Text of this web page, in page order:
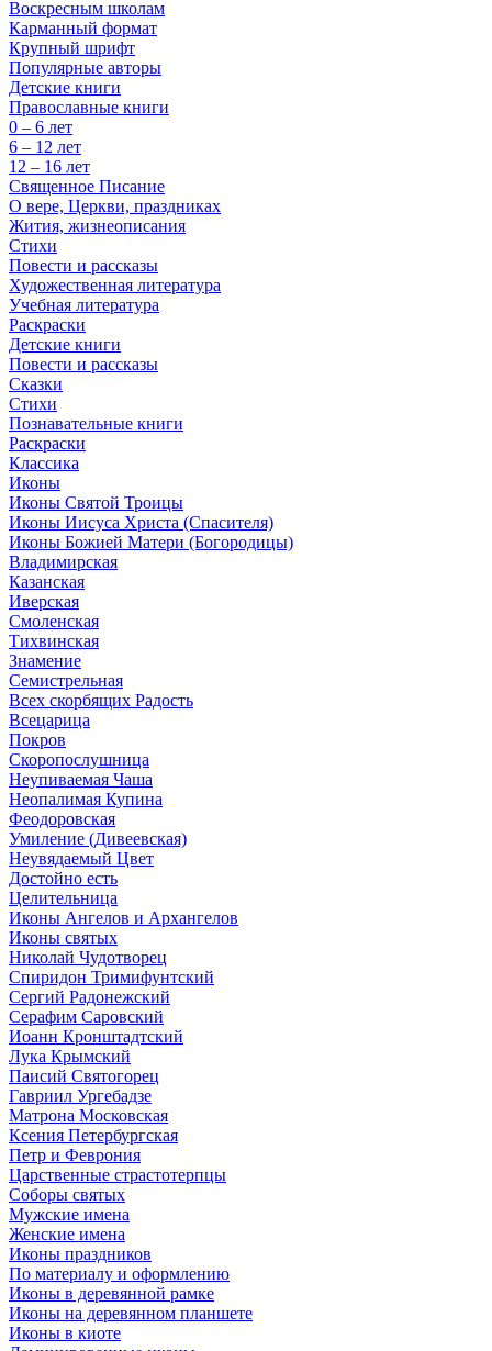
Воскресным школам
Карманный формат
Крупный шрифт
Популярные авторы
Детские книги
Православные книги
0 – 6 лет
6 – 12 лет
12 – 16 лет
Священное Писание
О вере, Церкви, праздниках
Жития, жизнеописания
Стихи
Повести и рассказы
Художественная литература
Учебная литература
Раскраски
Детские книги
Повести и рассказы
Сказки
Стихи
Познавательные книги
Раскраски
Классика
Иконы
Иконы Святой Троицы
Иконы Иисуса Христа (Спасителя)
Иконы Божией Матери (Богородицы)
Владимирская
Казанская
Иверская
Смоленская
Тихвинская
Знамение
Семистрельная
Всех скорбящих Радость
Всецарица
Покров
Скоропослушница
Неупиваемая Чаша
Неопалимая Купина
Феодоровская
Умиление (Дивеевская)
Неувядаемый Цвет
Достойно есть
Целительница
Иконы Ангелов и Архангелов
Иконы святых
Николай Чудотворец
Спиридон Тримифунтский
Сергий Радонежский
Серафим Саровский
Иоанн Кронштадтский
Лука Крымский
Паисий Святогорец
Гавриил Ургебадзе
Матрона Московская
Ксения Петербургская
Петр и Феврония
Царственные страстотерпцы
Соборы святых
Мужские имена
Женские имена
Иконы праздников
По материалу и оформлению
Иконы в деревянной рамке
Иконы на деревянном планшете
Иконы в киоте